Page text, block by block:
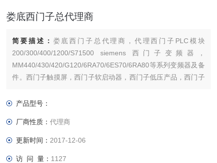
娄底西门子总代理商
简要描述： 娄底西门子总代理商，代理西门子PLC模块
200/300/400/1200/S71500 siemens 西门子变频器，
MM440/430/420/G120/6RA70/6ES70/6RA80等系列变频器及备
件。西门子触摸屏，西门子软启动器，西门子低压产品，西门子
产品型号：
厂商性质：代理商
更新时间： 2017-12-06
访 问 量： 1127